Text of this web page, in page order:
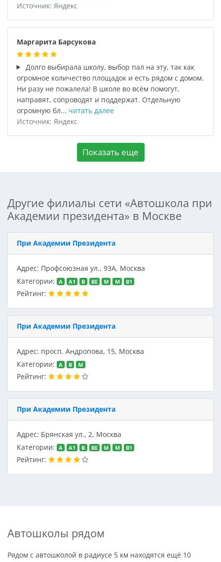
Источник: Яндекс
Маргарита Барсукова
Долго выбирала школу, выбор пал на эту, так как
огромное количество площадок и есть рядом с домом.
Ни разу не пожалела! В школе во всём помогут,
направят, сопроводят и поддержат. Отдельную
огромную бл... читать далее
Источник: Яндекс
Показать еще
Другие филиалы сети «Автошкола при
Академии президента» в Москве
При Академии Президента
Адрес: Профсоюзная ул., 93А, Москва
Категории:
A A1 B BE M M В1
Рейтинг:
При Академии Президента
Адрес: просп. Андропова, 15, Москва
Категории:
A B M
Рейтинг:
При Академии Президента
Адрес: Брянская ул., 2, Москва
Категории:
A A1 B BE M M В1
Рейтинг:
Автошколы рядом
Рядом с автошколой в радиусе 5 км находятся ещё 10